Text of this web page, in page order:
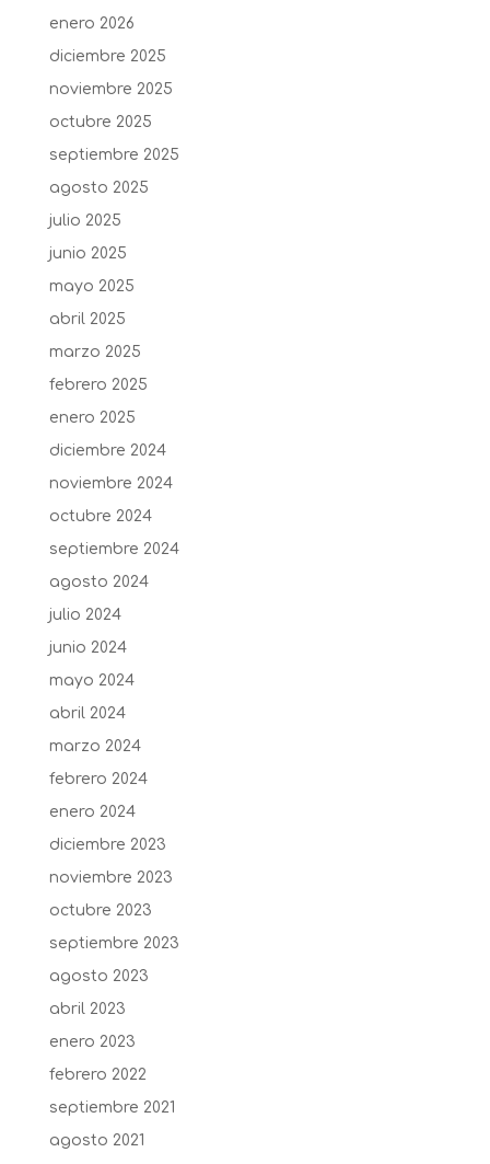
enero 2026
diciembre 2025
noviembre 2025
octubre 2025
septiembre 2025
agosto 2025
julio 2025
junio 2025
mayo 2025
abril 2025
marzo 2025
febrero 2025
enero 2025
diciembre 2024
noviembre 2024
octubre 2024
septiembre 2024
agosto 2024
julio 2024
junio 2024
mayo 2024
abril 2024
marzo 2024
febrero 2024
enero 2024
diciembre 2023
noviembre 2023
octubre 2023
septiembre 2023
agosto 2023
abril 2023
enero 2023
febrero 2022
septiembre 2021
agosto 2021